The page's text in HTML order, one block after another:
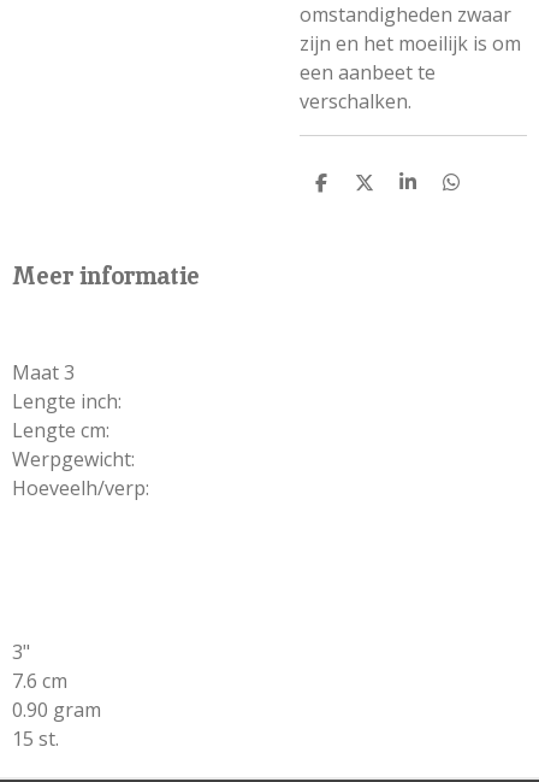
omstandigheden zwaar
zijn en het moeilijk is om
een aanbeet te
verschalken.
D
D
S
D
Meer informatie
Maat 3
Lengte inch:
Lengte cm:
Werpgewicht:
Hoeveelh/verp:
3"
7.6 cm
0.90 gram
15 st.